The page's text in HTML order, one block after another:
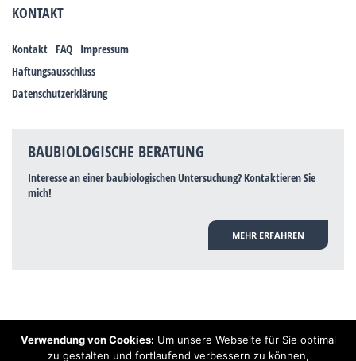
KONTAKT
Kontakt FAQ Impressum
Haftungsausschluss
Datenschutzerklärung
BAUBIOLOGISCHE BERATUNG
Interesse an einer baubiologischen Untersuchung? Kontaktieren Sie
mich!
MEHR ERFAHREN
Hinweis: Trotz zahlreicher Studien, die einen Zusammenhang zwischen
Verwendung von Cookies: Um unsere Webseite für Sie optimal
zu gestalten und fortlaufend verbessern zu können,